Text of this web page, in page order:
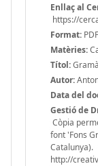
Enllaç al
https://
Format: PDF
Matèries:
Títol:
Autor:
Data del
Gestió de
Còpia
font 'Fons
Catalunya).
http://